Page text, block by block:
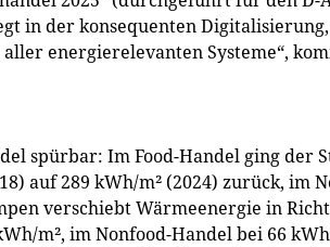
in der konsequenten
energierelevanten Systeme“,
spürbar: Im Food-Handel ging der
auf 289 kWh/m² (2024) zurück, im
verschiebt Wärmeenergie in
m², im Nonfood-Handel bei 66